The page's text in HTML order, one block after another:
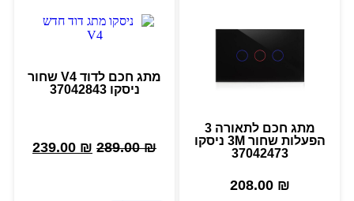
מתג חכם לתאורה 3
הפעלות שחור 3M ניסקו
37042473
208.00 ₪
מתג חכם לדוד V4 שחור
ניסקו 37042843
289.00₪
239.00 ₪